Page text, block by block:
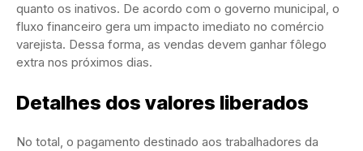
quanto os inativos. De acordo com o governo municipal, o
fluxo financeiro gera um impacto imediato no comércio
varejista. Dessa forma, as vendas devem ganhar fôlego
extra nos próximos dias.
Detalhes dos valores liberados
No total, o pagamento destinado aos trabalhadores da